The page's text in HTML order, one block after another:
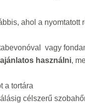
ahol a nyomtatott
vagy
használni,
a tortára
célszerű